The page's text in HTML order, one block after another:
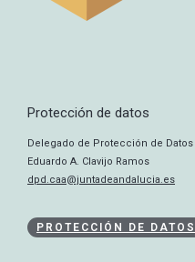
Protección de datos
Delegado de Protección de Datos
Eduardo A. Clavijo Ramos
dpd.caa@juntadeandalucia.es
PROTECCIÓN DE DATOS